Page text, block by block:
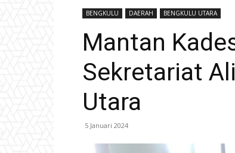
BENGKULU DAERAH BENGKULU UTARA
Mantan
Sekretariat
Utara
5 Januari 2024